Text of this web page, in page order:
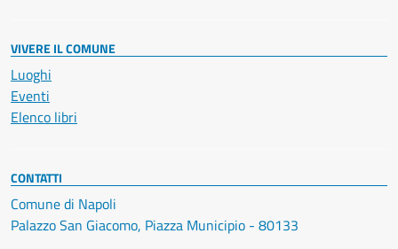
VIVERE IL COMUNE
Luoghi
Eventi
Elenco libri
CONTATTI
Comune di Napoli
Palazzo San Giacomo, Piazza Municipio - 80133